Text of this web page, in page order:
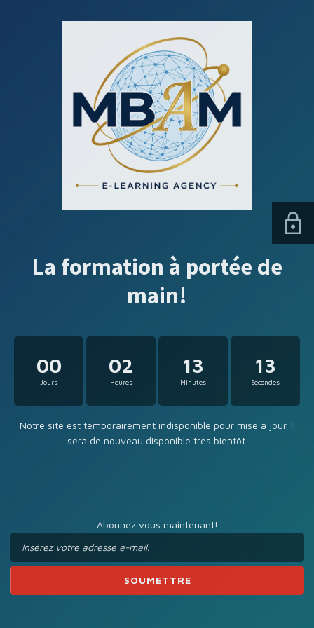
La formation à portée de
main!
00
Jours
02
Heures
13
Minutes
13
Secondes
Notre site est temporairement indisponible pour mise à jour. Il
sera de nouveau disponible très bientôt.
Abonnez vous maintenant!